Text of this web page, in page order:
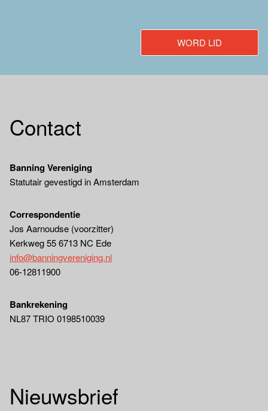
WORD LID
Contact
Banning Vereniging
Statutair gevestigd in Amsterdam
Correspondentie
Jos Aarnoudse (voorzitter)
Kerkweg 55 6713 NC Ede
info@banningvereniging.nl
06-12811900
Bankrekening
NL87 TRIO 0198510039
Nieuwsbrief